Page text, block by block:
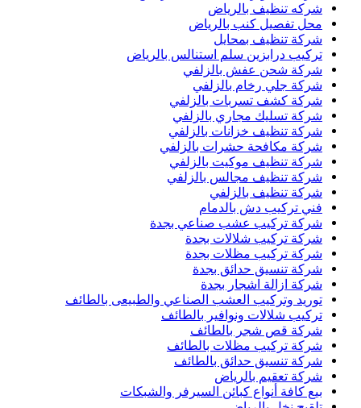
شركه تنظيف بالرياض
محل تفصيل كنب بالرياض
شركة تنظيف بمحايل
تركيب درابزين سلم استنالس بالرياض
شركة شحن عفش بالزلفي
شركة جلي رخام بالزلفي
شركة كشف تسربات بالزلفي
شركة تسليك مجاري بالزلفي
شركة تنظيف خزانات بالزلفي
شركة مكافحة حشرات بالزلفي
شركة تنظيف موكيت بالزلفي
شركة تنظيف مجالس بالزلفي
شركة تنظيف بالزلفي
فني تركيب دش بالدمام
شركة تركيب عشب صناعي بجدة
شركة تركيب شلالات بجدة
شركة تركيب مظلات بجدة
شركة تنسيق حدائق بجدة
شركة ازالة اشجار بجدة
توريد وتركيب العشب الصناعي والطبيعى بالطائف
تركيب شلالات ونوافير بالطائف
شركة قص شجر بالطائف
شركة تركيب مظلات بالطائف
شركة تنسيق حدائق بالطائف
شركة تعقيم بالرياض
بيع كافة أنواع كبائن السيرفر والشبكات